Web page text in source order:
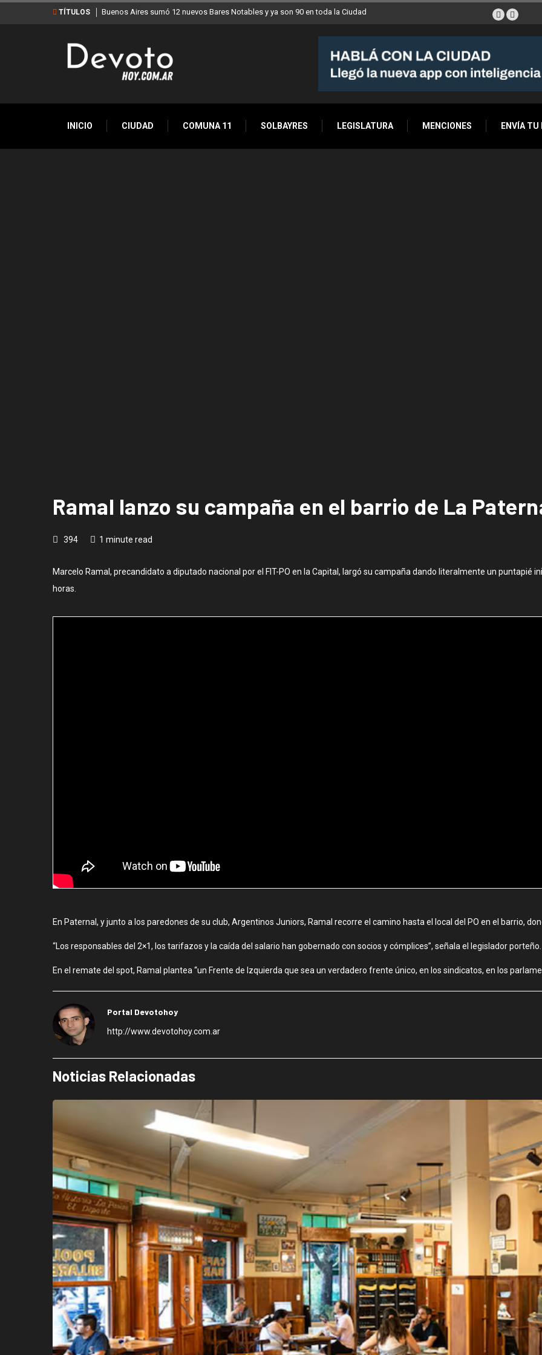
TÍTULOS Buenos Aires sumó 12 nuevos Bares Notables y ya son 90 en toda la Ciudad
INICIO CIUDAD COMUNA 11 SOLBAYRES LEGISLATURA MENCIONES ENVÍA TU
Ramal lanzo su campaña en el barrio de La
394 1 minute read
Marcelo Ramal, precandidato a diputado nacional por el FIT-PO en la Capital, largó su campaña dando literalmente un puntapié
horas.
En Paternal, y junto a los paredones de su club, Argentinos Juniors, Ramal recorre el camino hasta el local del PO en el barrio,
“Los responsables del 2×1, los tarifazos y la caída del salario han gobernado con socios y cómplices”, señala el legislador porteño.
En el remate del spot, Ramal plantea “un Frente de Izquierda que sea un verdadero frente único, en los sindicatos, en los
Portal Devotohoy
http://www.devotohoy.com.ar
Noticias Relacionadas